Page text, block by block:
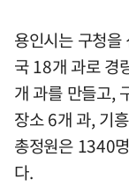
용인시는 구청
국 18개 과로 경
개 과를 만들고,
장소 6개 과, 기
총정원은 1340
다.